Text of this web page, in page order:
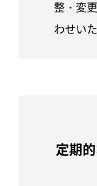
整・変
わせい
定期